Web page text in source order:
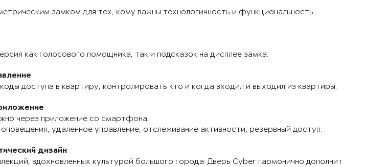
замком для тех, кому важны технологичность и функциональность.
как голосового помощника, так и подсказок на дисплее замка.
доступа в квартиру, контролировать кто и когда входил и выходил из квартиры.
через приложение со смартфона.
удаленное управление, отслеживание активности, резервный доступ.
дизайн
вдохновленных культурой большого города. Дверь Cyber гармонично дополнит